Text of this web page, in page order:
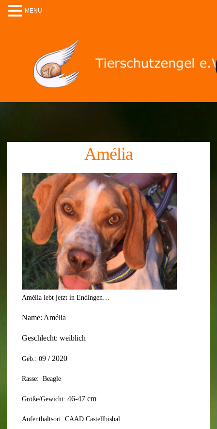
Amélia
Amélia lebt jetzt in Endingen…
Name: Amélia
Geschlecht: weiblich
Geb.: 09 / 2020
Rasse: Beagle
Größe/Gewicht: 46-47 cm
Aufenthaltsort: CAAD Castellbisbal
MENU